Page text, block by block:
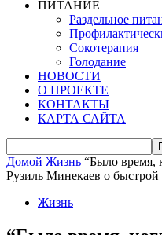
ПИТАНИЕ
Раздельное
Сокотерапия
Голодание
НОВОСТИ
О ПРОЕКТЕ
КОНТАКТЫ
КАРТА САЙТА
Домой Жизнь “Было время,
Рузиль Минекаев о быстрой
Жизнь